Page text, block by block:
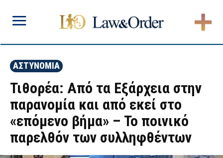
ΑΣΤΥΝΟΜΙΑ
Τιθορέα: Από τα Εξάρχεια στην
παρανομία και από εκεί στο
«επόμενο βήμα» – Το ποινικό
παρελθόν των συλληφθέντων